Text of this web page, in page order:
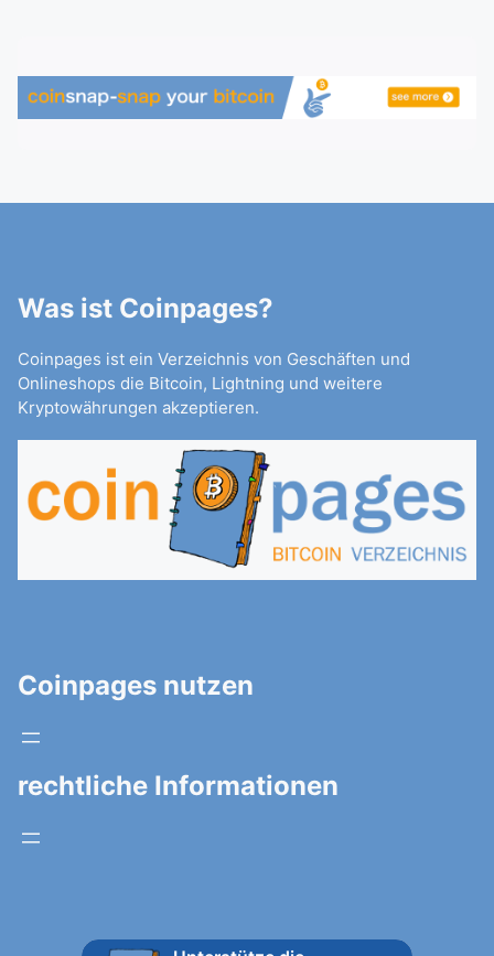
Was ist Coinpages?
Coinpages ist ein Verzeichnis von Geschäften und
Onlineshops die Bitcoin, Lightning und weitere
Kryptowährungen akzeptieren.
Coinpages nutzen
rechtliche Informationen